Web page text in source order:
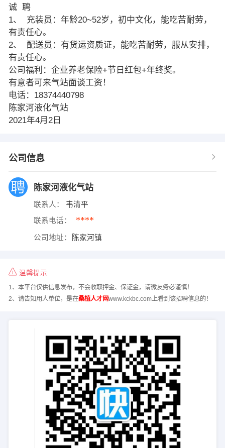
诚 聘
1、 充装员：年龄20~52岁，初中文化，能吃苦耐劳，
有责任心。
2、 配送员：有货运资质证，能吃苦耐劳，服从安排，
有责任心。
公司福利：企业养老保险+节日红包+年终奖。
有意者可来气站面谈工资！
电话：18374440798
陈家河液化气站
2021年4月2日
公司信息
陈家河液化气站
联系人： 韦清平
联系电话： ****
公司地址： 陈家河镇
温馨提示
1、本平台仅供信息发布，不会收取押金、保证金，请微友务必谨慎！
2、请告知用人单位，是在桑植人才网www.kckbc.com上看到该招聘信息的！